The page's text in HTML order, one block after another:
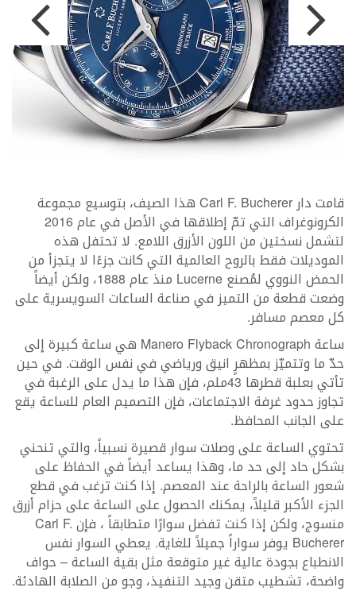
قامت دار Carl F. Bucherer هذا الصيف، بتوسيع مجموعة
الكرونوغراف التي تمّ إطلاقها في الأصل في عام 2016
لتشمل نسختين من اللون الأزرق اللامع. لا تحتفل هذه
الموديلات فقط بالروح العالمية التي كانت جزءًا لا يتجزأ من
الحمض النووي لمُصنع Lucerne منذ عام 1888، ولكن أيضاً
وضعت قطعة من التميز في صناعة الساعات السويسرية على
كل معصم مسافر.
ساعة Manero Flyback Chronograph هي ساعة كبيرة إلى
حدّ ما وتتميّز بمظهرٍ انيق ورياضي في نفس الوقت. في حين
تأتي بعلبة قطرها 43ملم، فإن هذا ما يدل على الرغبة في
تجاوز حدود غرفة الاجتماعات، فإن التصميم العام للساعة يقع
على الجانب المحافظ.
تحتوي الساعة على وصلات سوار قصيرة نسبياً، والتي تنحني
بشكل حاد إلى حد ما، وهذا يساعد أيضاً في الحفاظ على
شعور الساعة بالراحة عند المعصم. إذا كنت ترغب في قطع
الجزء الأكبر قليلاً، يمكنك الحصول على الساعة على حزام أزرق
منسوج، ولكن إذا كنت تفضل سوارًا متطابقاً ، فإن Carl F.
Bucherer يوفر سواراً جميلاً للغاية. يعطي السوار نفس
الانطباع بجودة عالية غير متوقعة مثل بقية الساعة – حواف
واضحة، تشطيب متقن وجيد التنفيذ، وجو من الصلابة الهادئة.